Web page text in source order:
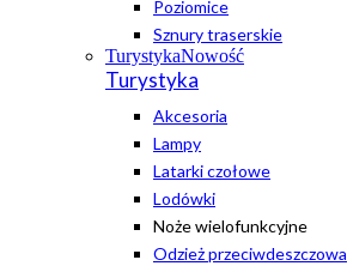
Poziomice
Sznury traserskie
TurystykaNowość
Turystyka
Akcesoria
Lampy
Latarki czołowe
Lodówki
Noże wielofunkcyjne
Odzież przeciwdeszczowa